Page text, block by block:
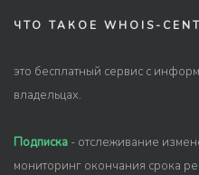
ЧТО ТАКОЕ WHOIS-
это бесплатный сервис с
владельцах.
Подписка - отслеживание
мониторинг окончания срока